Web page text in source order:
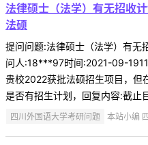
法律硕士（法学）有无招收
法硕
提问问题:法律硕士（法学）有无
问人:18***97时间:2021-09-
贵校2022获批法硕招生项目，但
是否有招生计划，回复内容:截止
四川外国语大学考研问题 本站小编